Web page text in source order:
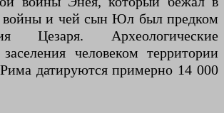
и чей сын Юл был предком
Цезаря. Археологические
заселения человеком территории
датируются примерно 14 000